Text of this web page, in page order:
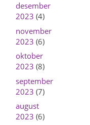
desember
2023 (4)
november
2023 (6)
oktober
2023 (8)
september
2023 (7)
august
2023 (6)